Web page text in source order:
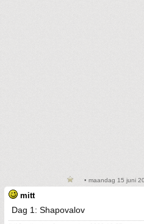
• maandag 15 juni
mitt
Dag 1: Shapovalov